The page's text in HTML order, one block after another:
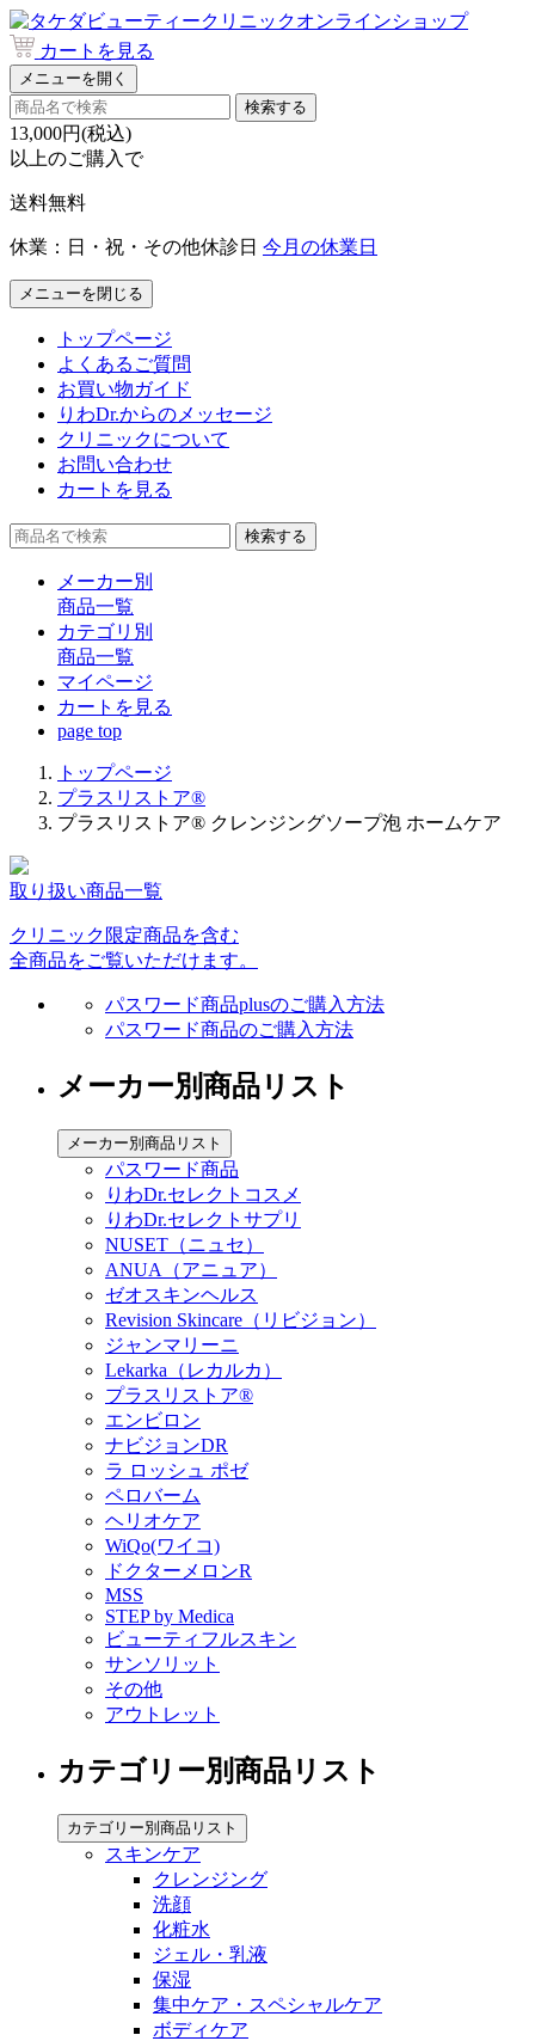
カートを見る
メニューを開く
検索する
13,000円(税込)
以上のご購入で
送料無料
休業：日・祝・その他休診日 今月の休業日
メニューを閉じる
トップページ
よくあるご質問
お買い物ガイド
りわDr.からのメッセージ
クリニックについて
お問い合わせ
カートを見る
検索する
メーカー別
商品一覧
カテゴリ別
商品一覧
マイページ
カート を見る
page top
トップページ
プラスリストア®︎
プラスリストア® クレンジングソープ泡 ホームケア
取り扱い商品一覧
クリニック限定商品を含む
全商品をご覧いただけます。
パスワード商品plusのご購入方法
パスワード商品のご購入方法
メーカー別商品リスト
メーカー別商品リスト
パスワード商品
りわDr.セレクトコスメ
りわDr.セレクトサプリ
NUSET（ニュセ）
ANUA（アニュア）
ゼオスキンヘルス
Revision Skincare（リビジョン）
ジャンマリーニ
Lekarka（レカルカ）
プラスリストア®︎
エンビロン
ナビジョンDR
ラ ロッシュ ポゼ
ペロバーム
ヘリオケア
WiQo(ワイコ)
ドクターメロンR
MSS
STEP by Medica
ビューティフルスキン
サンソリット
その他
アウトレット
カテゴリー別商品リスト
カテゴリー別商品リスト
スキンケア
クレンジング
洗顔
化粧水
ジェル・乳液
保湿
集中ケア・スペシャルケア
ボディケア